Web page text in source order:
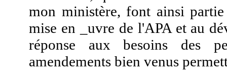
mon ministère, font ainsi
mise en _uvre de l'APA et au
réponse aux besoins des
amendements bien venus